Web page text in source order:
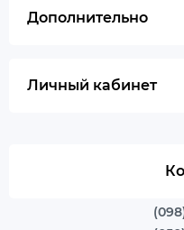
Дополнительно
Личный кабинет